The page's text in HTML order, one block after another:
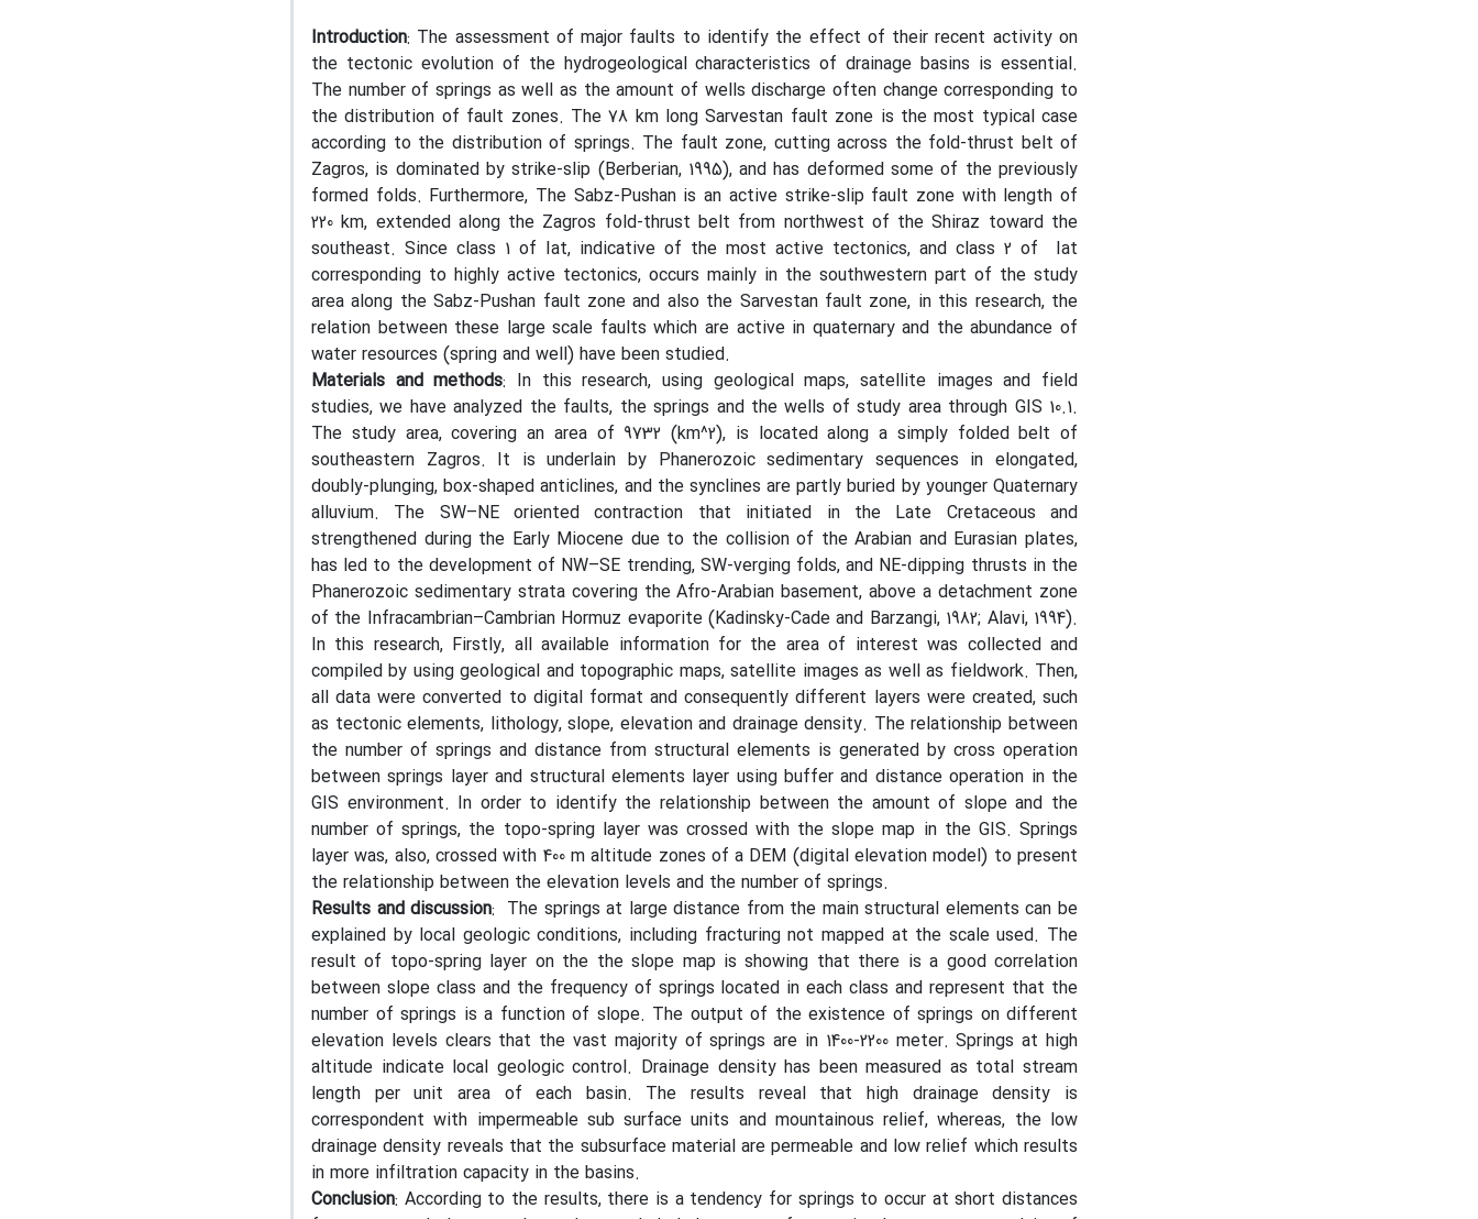
Introduction: The assessment of major faults to identify the effect of their recent activity on
the tectonic evolution of the hydrogeological characteristics of drainage basins is essential.
The number of springs as well as the amount of wells discharge often change corresponding to
the distribution of fault zones. The 78 km long Sarvestan fault zone is the most typical case
according to the distribution of springs. The fault zone, cutting across the fold-thrust belt of
Zagros, is dominated by strike-slip (Berberian, 1995), and has deformed some of the previously
formed folds. Furthermore, The Sabz-Pushan is an active strike-slip fault zone with length of
220 km, extended along the Zagros fold-thrust belt from northwest of the Shiraz toward the
southeast. Since class 1 of Iat, indicative of the most active tectonics, and class 2 of Iat
corresponding to highly active tectonics, occurs mainly in the southwestern part of the study
area along the Sabz-Pushan fault zone and also the Sarvestan fault zone, in this research, the
relation between these large scale faults which are active in quaternary and the abundance of
water resources (spring and well) have been studied.
Materials and methods: In this research, using geological maps, satellite images and field
studies, we have analyzed the faults, the springs and the wells of study area through GIS 10.1.
The study area, covering an area of 9732 (km^2), is located along a simply folded belt of
southeastern Zagros. It is underlain by Phanerozoic sedimentary sequences in elongated,
doubly-plunging, box-shaped anticlines, and the synclines are partly buried by younger Quaternary
alluvium. The SW–NE oriented contraction that initiated in the Late Cretaceous and
strengthened during the Early Miocene due to the collision of the Arabian and Eurasian plates,
has led to the development of NW–SE trending, SW-verging folds, and NE-dipping thrusts in the
Phanerozoic sedimentary strata covering the Afro-Arabian basement, above a detachment zone
of the Infracambrian–Cambrian Hormuz evaporite (Kadinsky-Cade and Barzangi, 1982; Alavi, 1994).
In this research, Firstly, all available information for the area of interest was collected and
compiled by using geological and topographic maps, satellite images as well as fieldwork. Then,
all data were converted to digital format and consequently different layers were created, such
as tectonic elements, lithology, slope, elevation and drainage density. The relationship between
the number of springs and distance from structural elements is generated by cross operation
between springs layer and structural elements layer using buffer and distance operation in the
GIS environment. In order to identify the relationship between the amount of slope and the
number of springs, the topo-spring layer was crossed with the slope map in the GIS. Springs
layer was, also, crossed with 400 m altitude zones of a DEM (digital elevation model) to present
the relationship between the elevation levels and the number of springs.
Results and discussion: The springs at large distance from the main structural elements can be
explained by local geologic conditions, including fracturing not mapped at the scale used. The
result of topo-spring layer on the the slope map is showing that there is a good correlation
between slope class and the frequency of springs located in each class and represent that the
number of springs is a function of slope. The output of the existence of springs on different
elevation levels clears that the vast majority of springs are in 1400-2200 meter. Springs at high
altitude indicate local geologic control. Drainage density has been measured as total stream
length per unit area of each basin. The results reveal that high drainage density is
correspondent with impermeable sub surface units and mountainous relief, whereas, the low
drainage density reveals that the subsurface material are permeable and low relief which results
in more infiltration capacity in the basins.
Conclusion: According to the results, there is a tendency for springs to occur at short distances